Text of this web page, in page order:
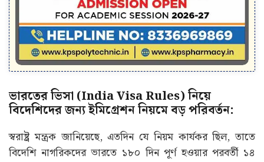
ভারতের ভিসা (India Visa Rules) নিয়ে
বিদেশিদের জন্য ইমিগ্রেশন নিয়মে বড় পরিবর্তন:
স্বরাষ্ট্র মন্ত্রক জানিয়েছে, এতদিন যে নিয়ম কার্যকর ছিল, তাতে
বিদেশি নাগরিকদের ভারতে ১৮০ দিন পূর্ণ হওয়ার পরবর্তী ১৪